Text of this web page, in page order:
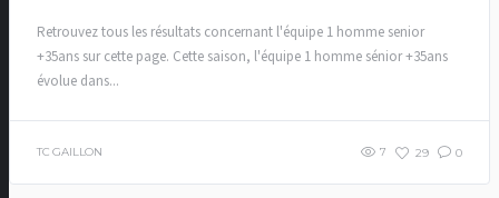
Retrouvez tous les résultats concernant l'équipe 1 homme senior
+35ans sur cette page. Cette saison, l'équipe 1 homme sénior +35ans
évolue dans...
TC GAILLON 7 29 0